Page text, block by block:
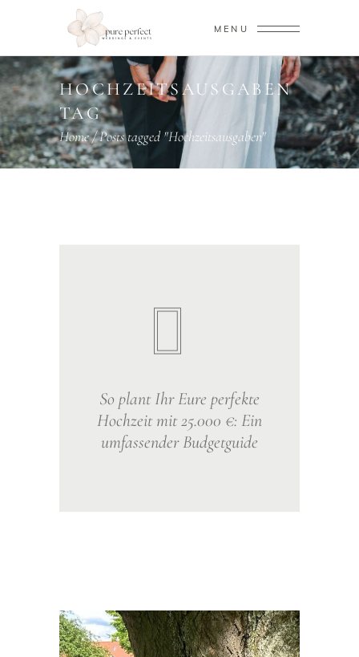
MENU
HOCHZEITSAUSGABEN
TAG
Home/Posts tagged "Hochzeitsausgaben"
So plant Ihr Eure perfekte
Hochzeit mit 25.000 €: Ein
umfassender Budgetguide